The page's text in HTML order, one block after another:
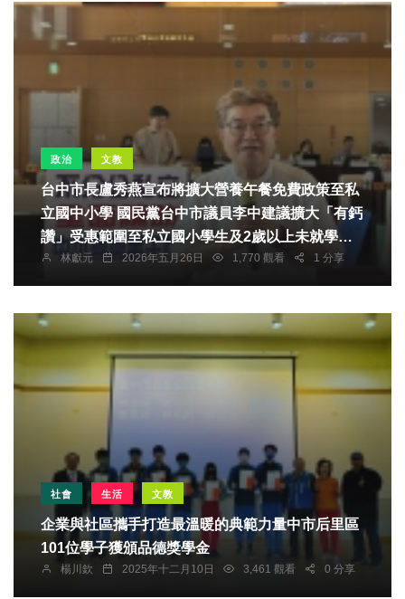
政治 文教
台中市長盧秀燕宣布將擴大營養午餐免費政策至私
立國中小學 國民黨台中市議員李中建議擴大「有鈣
讚」受惠範圍至私立國小學生及2歲以上未就學孩
童
林獻元 2026年五月26日 1,770 觀看 1 分享
社會 生活 文教
企業與社區攜手打造最溫暖的典範力量中市后里區
101位學子獲頒品德獎學金
楊川欽 2025年十二月10日 3,461 觀看 0 分享